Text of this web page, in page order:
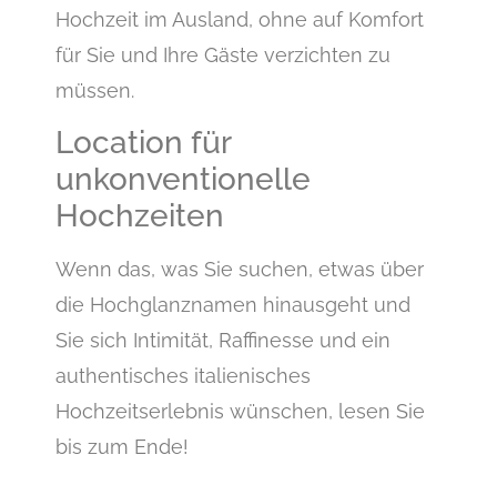
Hochzeit im Ausland, ohne auf Komfort
für Sie und Ihre Gäste verzichten zu
müssen.
Location für
unkonventionelle
Hochzeiten
Wenn das, was Sie suchen, etwas über
die Hochglanznamen hinausgeht und
Sie sich Intimität, Raffinesse und ein
authentisches italienisches
Hochzeitserlebnis wünschen, lesen Sie
bis zum Ende!